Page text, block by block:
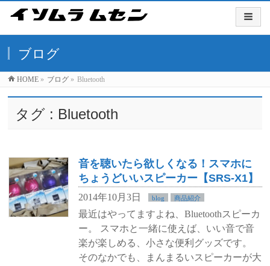
ブログ
HOME » ブログ » Bluetooth
タグ : Bluetooth
音を聴いたら欲しくなる！スマホに
ちょうどいいスピーカー【SRS-X1】
2014年10月3日 blog 商品紹介
最近はやってますよね、Bluetoothスピーカ
ー。 スマホと一緒に使えば、いい音で音
楽が楽しめる、小さな便利グッズです。
そのなかでも、まんまるいスピーカーが大